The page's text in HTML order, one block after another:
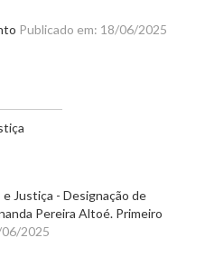
Publicado em: 18/06/2025
Justiça - Designação de
Pereira Altoé. Primeiro
2025